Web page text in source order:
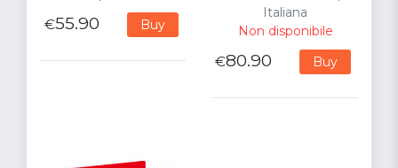
€55.90 Buy
Italiana
Non disponibile
€80.90 Buy